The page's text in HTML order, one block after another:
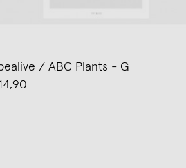
/ ABC Plants - G